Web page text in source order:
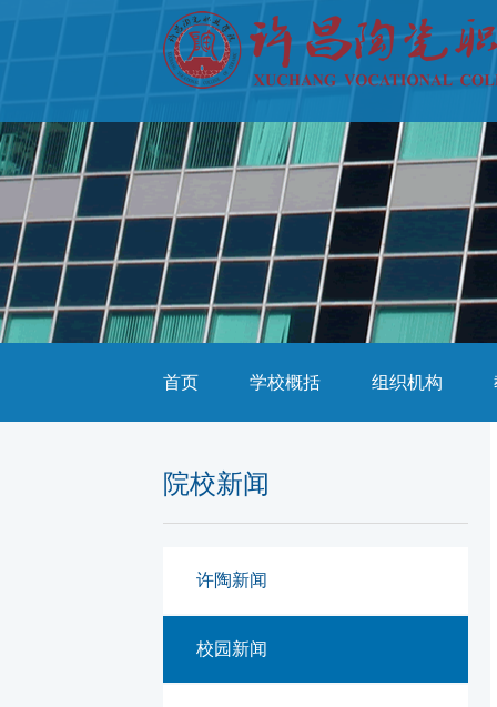
首页 学校概括 组织机构
院校新闻
许陶新闻
校园新闻